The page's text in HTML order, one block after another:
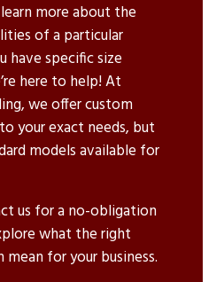
more about the
of a particular
have specific size
here to help! At
we offer custom
your exact needs, but
models available for
us for a no-obligation
what the right
for your business.